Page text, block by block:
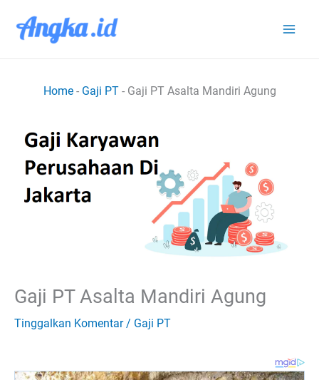
Home- Gaji PT- Gaji PT Asalta Mandiri Agung
Gaji PT Asalta Mandiri Agung
Tinggalkan Komentar / Gaji PT